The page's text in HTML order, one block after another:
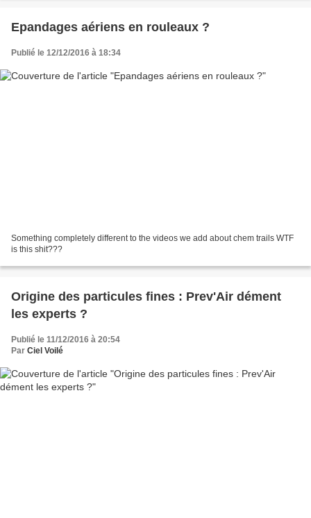
Epandages aériens en rouleaux ?
Publié le 12/12/2016 à 18:34
Something completely different to the videos we add about chem trails WTF
is this shit???
Origine des particules fines : Prev'Air dément
les experts ?
Publié le 11/12/2016 à 20:54
Par Ciel Voilé